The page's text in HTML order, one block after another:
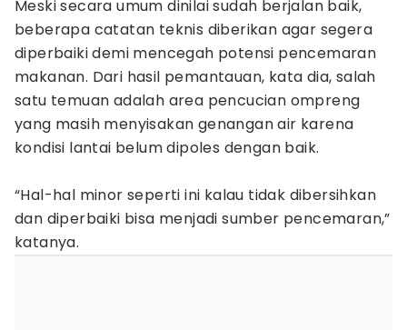
Meski secara umum dinilai sudah berjalan baik,
beberapa catatan teknis diberikan agar segera
diperbaiki demi mencegah potensi pencemaran
makanan. Dari hasil pemantauan, kata dia, salah
satu temuan adalah area pencucian ompreng
yang masih menyisakan genangan air karena
kondisi lantai belum dipoles dengan baik.
“Hal-hal minor seperti ini kalau tidak dibersihkan
dan diperbaiki bisa menjadi sumber pencemaran,”
katanya.